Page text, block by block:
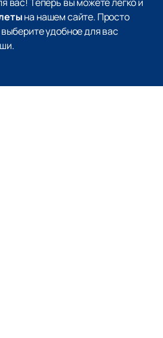
на нашем сайте. Просто
удобное для вас